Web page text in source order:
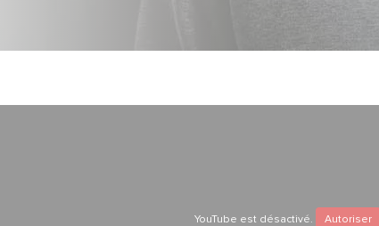
YouTube est désactivé. Autoriser